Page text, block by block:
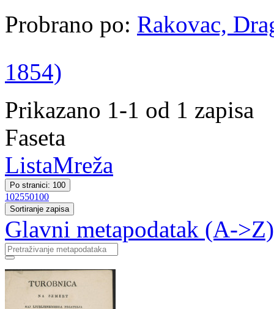
Probrano po: Rakovac,
1854)
Prikazano 1-1 od 1 zapisa
Faseta
ListaMreža
Po stranici: 100
102550100
Sortiranje zapisa
Glavni metapodatak (A->Z)